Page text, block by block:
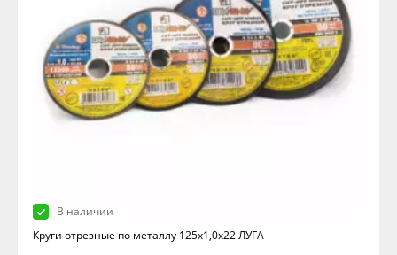
В наличии
Круги отрезные по металлу 125х1,0х22 ЛУГА